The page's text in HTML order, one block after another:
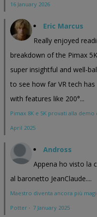
16 January 2026
Eric Marcus
Really enjoyed
breakdown of the Pimax
super insightful and well-
to see how far VR tech
with features like 200°...
Pimax 8K e 5K provati alla demo
April 2025
Andross
Appena ho visto la
al baronetto JeanClaude....
Maestro diventa ancora più
Potter · 7 January 2025